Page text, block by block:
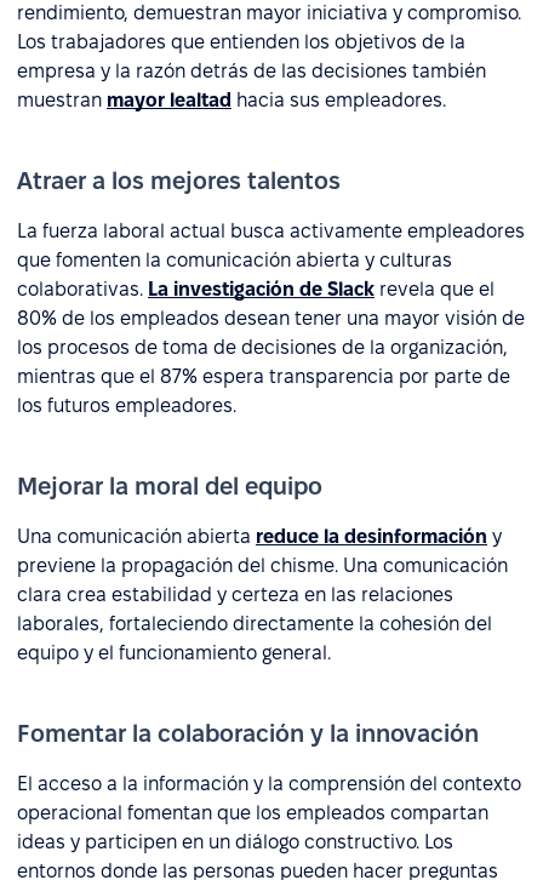
rendimiento, demuestran mayor iniciativa y compromiso.
Los trabajadores que entienden los objetivos de la
empresa y la razón detrás de las decisiones también
muestran mayor lealtad hacia sus empleadores.
Atraer a los mejores talentos
La fuerza laboral actual busca activamente empleadores
que fomenten la comunicación abierta y culturas
colaborativas. La investigación de Slack revela que el
80% de los empleados desean tener una mayor visión de
los procesos de toma de decisiones de la organización,
mientras que el 87% espera transparencia por parte de
los futuros empleadores.
Mejorar la moral del equipo
Una comunicación abierta reduce la desinformación y
previene la propagación del chisme. Una comunicación
clara crea estabilidad y certeza en las relaciones
laborales, fortaleciendo directamente la cohesión del
equipo y el funcionamiento general.
Fomentar la colaboración y la innovación
El acceso a la información y la comprensión del contexto
operacional fomentan que los empleados compartan
ideas y participen en un diálogo constructivo. Los
entornos donde las personas pueden hacer preguntas